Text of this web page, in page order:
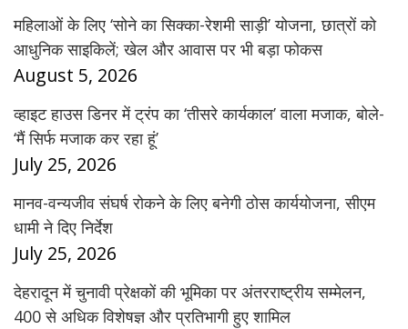
महिलाओं के लिए ‘सोने का सिक्का-रेशमी साड़ी’ योजना, छात्रों को
आधुनिक साइकिलें; खेल और आवास पर भी बड़ा फोकस
August 5, 2026
व्हाइट हाउस डिनर में ट्रंप का ‘तीसरे कार्यकाल’ वाला मजाक, बोले-
‘मैं सिर्फ मजाक कर रहा हूं’
July 25, 2026
मानव-वन्यजीव संघर्ष रोकने के लिए बनेगी ठोस कार्ययोजना, सीएम
धामी ने दिए निर्देश
July 25, 2026
देहरादून में चुनावी प्रेक्षकों की भूमिका पर अंतरराष्ट्रीय सम्मेलन,
400 से अधिक विशेषज्ञ और प्रतिभागी हुए शामिल